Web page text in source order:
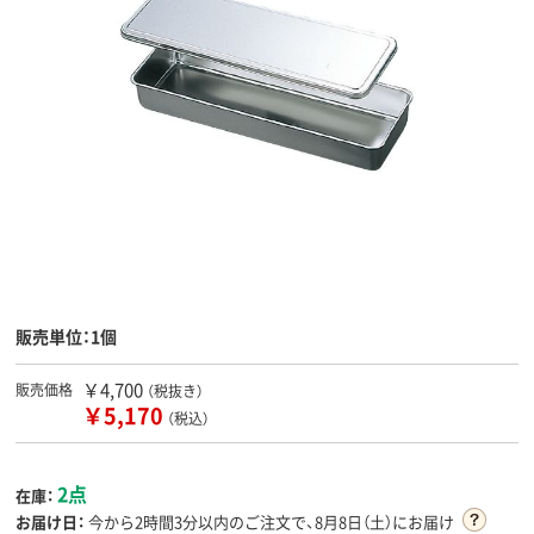
販売単位：1個
販売価格 ￥4,700 （税抜き）
￥5,170 （税込）
在庫： 2点
お届け日： 今から2時間3分以内のご注文で、8月8日（土）にお届け